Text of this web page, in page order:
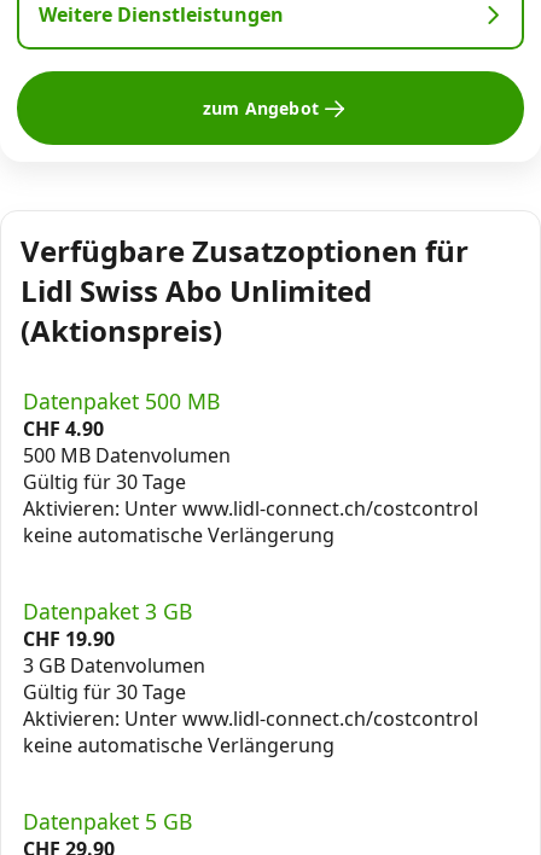
Weitere Dienstleistungen
zum Angebot
Verfügbare Zusatzoptionen für
Lidl Swiss Abo Unlimited
(Aktionspreis)
Datenpaket 500 MB
CHF 4.90
500 MB Datenvolumen
Gültig für 30 Tage
Aktivieren: Unter www.lidl-connect.ch/costcontrol
keine automatische Verlängerung
Datenpaket 3 GB
CHF 19.90
3 GB Datenvolumen
Gültig für 30 Tage
Aktivieren: Unter www.lidl-connect.ch/costcontrol
keine automatische Verlängerung
Datenpaket 5 GB
CHF 29.90